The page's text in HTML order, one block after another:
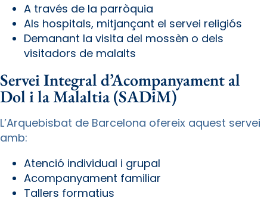
A través de la parròquia
Als hospitals, mitjançant el servei religiós
Demanant la visita del mossèn o dels
visitadors de malalts
Servei Integral d’Acompanyament al
Dol i la Malaltia (SADiM)
L’Arquebisbat de Barcelona ofereix aquest servei
amb:
Atenció individual i grupal
Acompanyament familiar
Tallers formatius